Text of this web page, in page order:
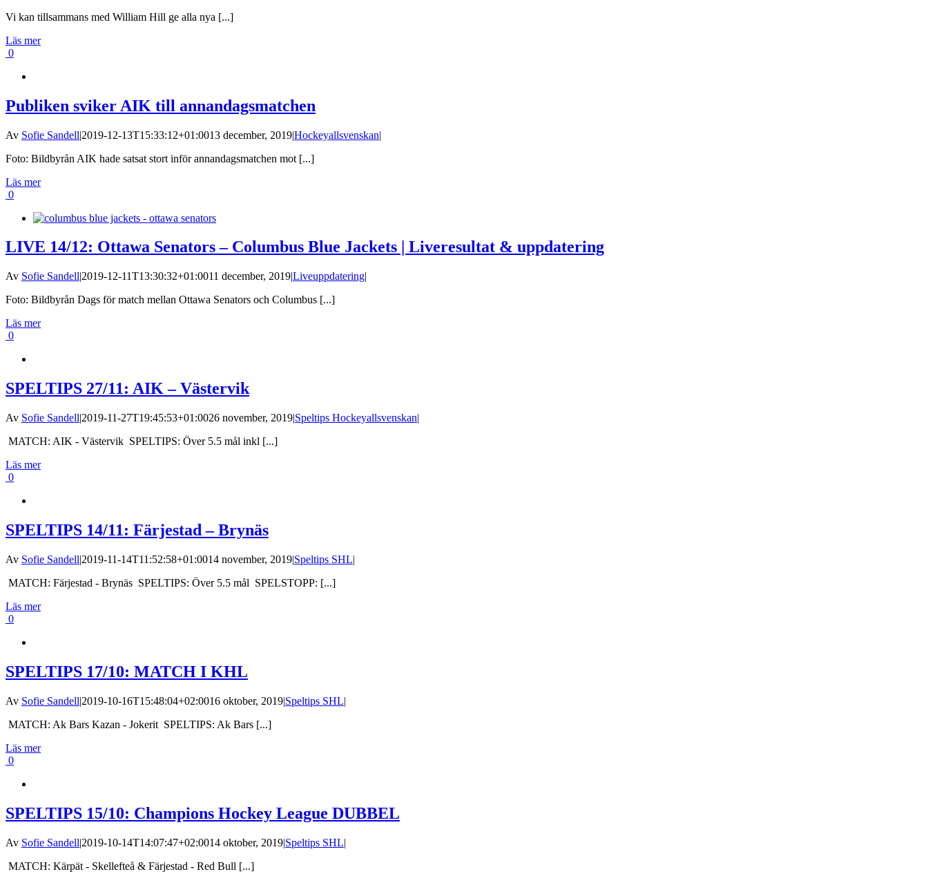
Vi kan tillsammans med William Hill ge alla nya [...]
Läs mer
0
Publiken sviker AIK till annandagsmatchen
Av Sofie Sandell|2019-12-13T15:33:12+01:0013 december, 2019|Hockeyallsvenskan|
Foto: Bildbyrån AIK hade satsat stort inför annandagsmatchen mot [...]
Läs mer
0
LIVE 14/12: Ottawa Senators – Columbus Blue Jackets | Liveresultat & uppdatering
Av Sofie Sandell|2019-12-11T13:30:32+01:0011 december, 2019|Liveuppdatering|
Foto: Bildbyrån Dags för match mellan Ottawa Senators och Columbus [...]
Läs mer
0
SPELTIPS 27/11: AIK – Västervik
Av Sofie Sandell|2019-11-27T19:45:53+01:0026 november, 2019|Speltips Hockeyallsvenskan|
MATCH: AIK - Västervik SPELTIPS: Över 5.5 mål inkl [...]
Läs mer
0
SPELTIPS 14/11: Färjestad – Brynäs
Av Sofie Sandell|2019-11-14T11:52:58+01:0014 november, 2019|Speltips SHL|
MATCH: Färjestad - Brynäs SPELTIPS: Över 5.5 mål SPELSTOPP: [...]
Läs mer
0
SPELTIPS 17/10: MATCH I KHL
Av Sofie Sandell|2019-10-16T15:48:04+02:0016 oktober, 2019|Speltips SHL|
MATCH: Ak Bars Kazan - Jokerit SPELTIPS: Ak Bars [...]
Läs mer
0
SPELTIPS 15/10: Champions Hockey League DUBBEL
Av Sofie Sandell|2019-10-14T14:07:47+02:0014 oktober, 2019|Speltips SHL|
MATCH: Kärpät - Skellefteå & Färjestad - Red Bull [...]